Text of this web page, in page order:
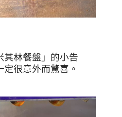
其林餐盤」的小告
很意外而驚喜。